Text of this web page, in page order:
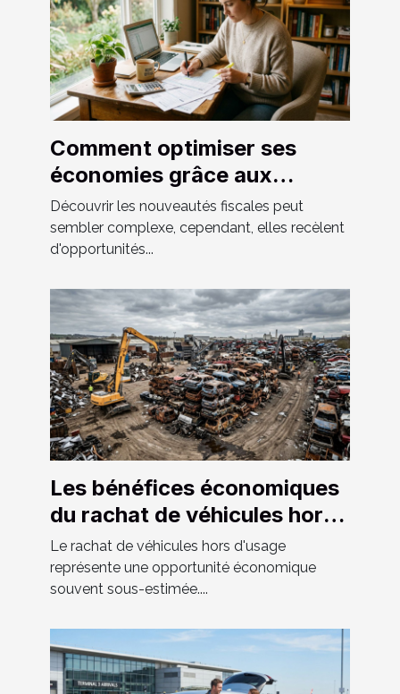
Comment optimiser ses
économies grâce aux
nouveautés fiscales ?
Découvrir les nouveautés fiscales peut
sembler complexe, cependant, elles recèlent
d'opportunités...
Les bénéfices économiques
du rachat de véhicules hors
d'usage
Le rachat de véhicules hors d'usage
représente une opportunité économique
souvent sous-estimée....